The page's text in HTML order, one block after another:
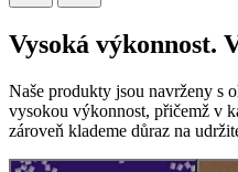
Vysoká výkonnost.
Naše produkty jsou navrženy s
vysokou výkonnost, přičemž v
zároveň klademe důraz na